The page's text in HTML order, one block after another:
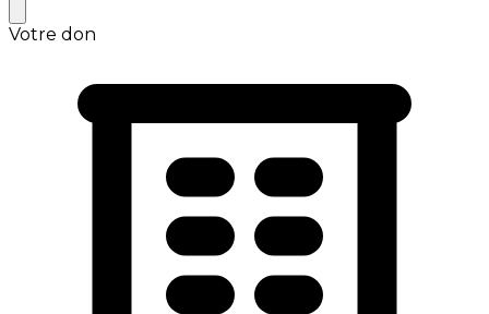
Votre don